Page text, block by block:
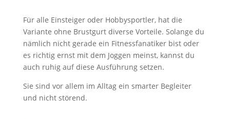
Für alle Einsteiger oder Hobbysportler, hat die
Variante ohne Brustgurt diverse Vorteile. Solange du
nämlich nicht gerade ein Fitnessfanatiker bist oder
es richtig ernst mit dem Joggen meinst, kannst du
auch ruhig auf diese Ausführung setzen.
Sie sind vor allem im Alltag ein smarter Begleiter
und nicht störend.